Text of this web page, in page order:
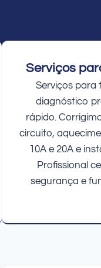
Serviços
Serviços para
diagnóstico
rápido.
circuito,
10A e 20A e
Profissional
segurança e